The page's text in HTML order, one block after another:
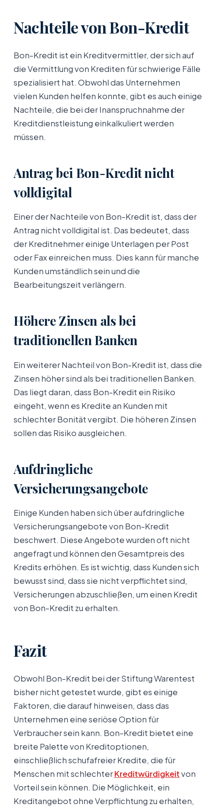
Nachteile von Bon-Kredit
Bon-Kredit ist ein Kreditvermittler, der sich auf
die Vermittlung von Krediten für schwierige Fälle
spezialisiert hat. Obwohl das Unternehmen
vielen Kunden helfen konnte, gibt es auch einige
Nachteile, die bei der Inanspruchnahme der
Kreditdienstleistung einkalkuliert werden
müssen.
Antrag bei Bon-Kredit nicht
volldigital
Einer der Nachteile von Bon-Kredit ist, dass der
Antrag nicht volldigital ist. Das bedeutet, dass
der Kreditnehmer einige Unterlagen per Post
oder Fax einreichen muss. Dies kann für manche
Kunden umständlich sein und die
Bearbeitungszeit verlängern.
Höhere Zinsen als bei
traditionellen Banken
Ein weiterer Nachteil von Bon-Kredit ist, dass die
Zinsen höher sind als bei traditionellen Banken.
Das liegt daran, dass Bon-Kredit ein Risiko
eingeht, wenn es Kredite an Kunden mit
schlechter Bonität vergibt. Die höheren Zinsen
sollen das Risiko ausgleichen.
Aufdringliche
Versicherungsangebote
Einige Kunden haben sich über aufdringliche
Versicherungsangebote von Bon-Kredit
beschwert. Diese Angebote wurden oft nicht
angefragt und können den Gesamtpreis des
Kredits erhöhen. Es ist wichtig, dass Kunden sich
bewusst sind, dass sie nicht verpflichtet sind,
Versicherungen abzuschließen, um einen Kredit
von Bon-Kredit zu erhalten.
Fazit
Obwohl Bon-Kredit bei der Stiftung Warentest
bisher nicht getestet wurde, gibt es einige
Faktoren, die darauf hinweisen, dass das
Unternehmen eine seriöse Option für
Verbraucher sein kann. Bon-Kredit bietet eine
breite Palette von Kreditoptionen,
einschließlich schufafreier Kredite, die für
Menschen mit schlechterKreditwürdigkeitvon
Vorteil sein können. Die Möglichkeit, ein
Kreditangebot ohne Verpflichtung zu erhalten,